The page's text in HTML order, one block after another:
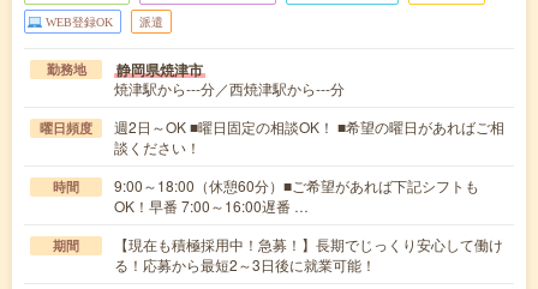
WEB登録OK 派遣
勤務地 静岡県焼津市
焼津駅から---分／西焼津駅から---分
曜日頻度
週2日～OK ■曜日固定の相談OK！ ■希望の曜日があればご相
談ください！
時間
9:00～18:00（休憩60分）■ご希望があれば下記シフトも
OK！早番 7:00～16:00遅番 …
期間
【現在も積極採用中！急募！】長期でじっくり安心して働け
る！応募から最短2～3日後に就業可能！